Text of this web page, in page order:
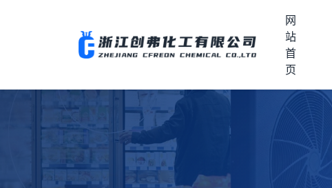
网
站
首
页